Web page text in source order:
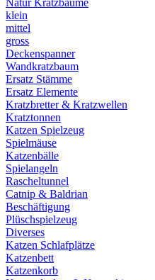
Natur Kratzbäume
klein
mittel
gross
Deckenspanner
Wandkratzbaum
Ersatz Stämme
Ersatz Elemente
Kratzbretter & Kratzwellen
Kratztonnen
Katzen Spielzeug
Spielmäuse
Katzenbälle
Spielangeln
Rascheltunnel
Catnip & Baldrian
Beschäftigung
Plüschspielzeug
Diverses
Katzen Schlafplätze
Katzenbett
Katzenkorb